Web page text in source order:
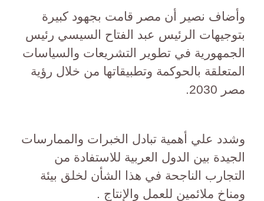
وأضاف نصير أن مصر قامت بجهود كبيرة
بتوجيهات الرئيس عبد الفتاح السيسي رئيس
الجمهورية في تطوير التشريعات والسياسات
المتعلقة بالحوكمة وتطبيقاتها من خلال رؤية
مصر 2030.
وشدد علي أهمية تبادل الخبرات والممارسات
الجيدة بين الدول العربية للاستفادة من
التجارب الناجحة في هذا الشأن لخلق بيئة
ومناخ ملائمين للعمل والإنتاج .